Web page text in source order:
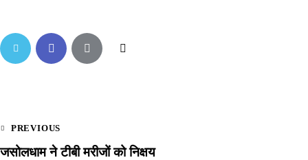
PREVIOUS
जसोलधाम ने टीबी मरीजों को निक्षय